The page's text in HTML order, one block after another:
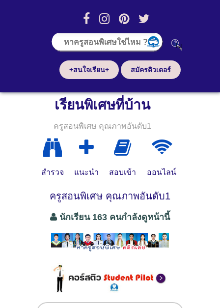
+สนใจเรียน+ สมัครติวเตอร์
เรียนพิเศษที่บ้าน
ครูสอนพิเศษ คุณภาพอันดับ1
สำรวจ แนะนำ สอบเข้า ออนไลน์
ครูสอนพิเศษ คุณภาพอันดับ1
นักเรียน 163 คนกำลังดูหน้านี้